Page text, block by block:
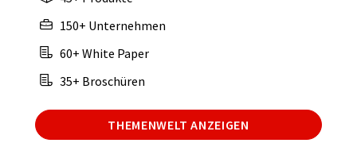
150+ Unternehmen
60+ White Paper
35+ Broschüren
THEMENWELT ANZEIGEN